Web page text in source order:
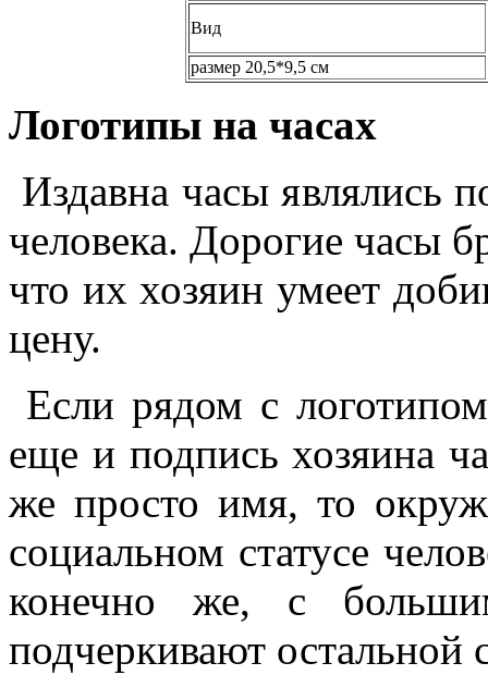
Вид
размер 20,5*9,5 см
Логотипы на часах
Издавна часы являлись
человека. Дорогие часы
что их хозяин умеет
цену.
Если рядом с
еще и подпись хозяина
же просто имя, то
социальном статусе
конечно же, с
подчеркивают остальной